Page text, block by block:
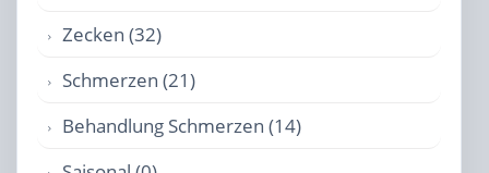
Zecken (32)
Schmerzen (21)
Behandlung Schmerzen (14)